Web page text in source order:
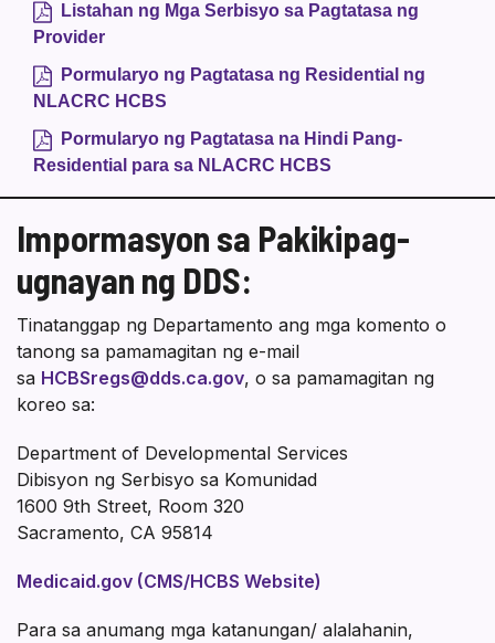
Listahan ng Mga Serbisyo sa Pagtatasa ng
Provider
Pormularyo ng Pagtatasa ng Residential ng
NLACRC HCBS
Pormularyo ng Pagtatasa na Hindi Pang-
Residential para sa NLACRC HCBS
Impormasyon sa Pakikipag-
ugnayan ng DDS:
Tinatanggap ng Departamento ang mga komento o
tanong sa pamamagitan ng e-mail
sa HCBSregs@dds.ca.gov, o sa pamamagitan ng
koreo sa:
Department of Developmental Services
Dibisyon ng Serbisyo sa Komunidad
1600 9th Street, Room 320
Sacramento, CA 95814
Medicaid.gov (CMS/HCBS Website)
Para sa anumang mga katanungan/ alalahanin,